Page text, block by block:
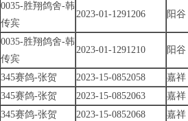
0035-胜翔鸽舍-韩
传宾
2023-01-1291206 阳谷
0035-胜翔鸽舍-韩
传宾
2023-01-1291210 阳谷
345赛鸽-张贺 2023-15-0852058
嘉祥
345赛鸽-张贺 2023-15-0852063
嘉祥
345赛鸽-张贺 2023-15-0852068
嘉祥